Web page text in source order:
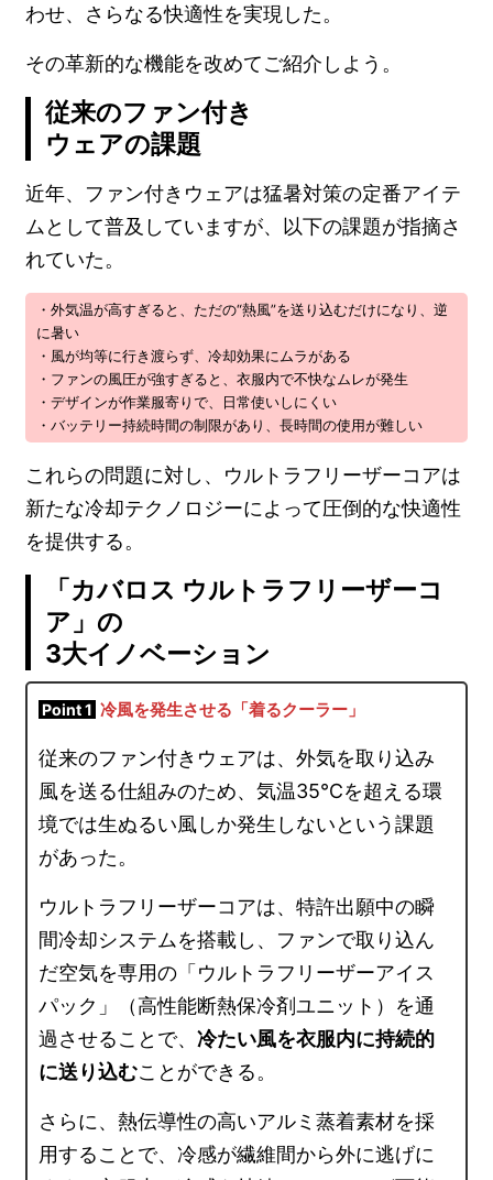
わせ、さらなる快適性を実現した。
その革新的な機能を改めてご紹介しよう。
従来のファン付き
ウェアの課題
近年、ファン付きウェアは猛暑対策の定番アイテ
ムとして普及していますが、以下の課題が指摘さ
れていた。
・外気温が高すぎると、ただの“熱風”を送り込むだけになり、逆
に暑い
・風が均等に行き渡らず、冷却効果にムラがある
・ファンの風圧が強すぎると、衣服内で不快なムレが発生
・デザインが作業服寄りで、日常使いしにくい
・バッテリー持続時間の制限があり、長時間の使用が難しい
これらの問題に対し、ウルトラフリーザーコアは
新たな冷却テクノロジーによって圧倒的な快適性
を提供する。
「カバロス ウルトラフリーザーコ
ア」の
3大イノベーション
Point 1 冷風を発生させる「着るクーラー」
従来のファン付きウェアは、外気を取り込み
風を送る仕組みのため、気温35℃を超える環
境では生ぬるい風しか発生しないという課題
があった。
ウルトラフリーザーコアは、特許出願中の瞬
間冷却システムを搭載し、ファンで取り込ん
だ空気を専用の「ウルトラフリーザーアイス
パック」（高性能断熱保冷剤ユニット）を通
過させることで、冷たい風を衣服内に持続的
に送り込むことができる。
さらに、熱伝導性の高いアルミ蒸着素材を採
用することで、冷感が繊維間から外に逃げに